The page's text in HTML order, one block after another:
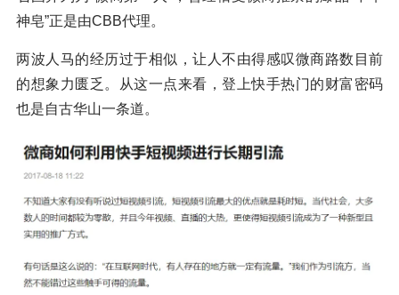
神皂”正是由CBB代理。
两波人马的经历过于相似，让人不由得感叹微商路数目前
的想象力匮乏。从这一点来看，登上快手热门的财富密码
也是自古华山一条道。